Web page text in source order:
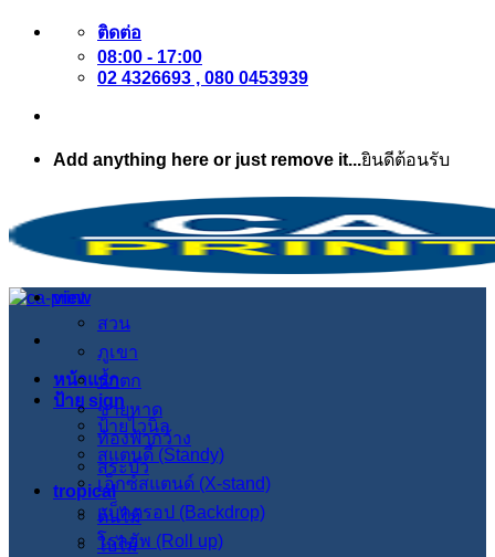
ข้าม
เนื้อหา
ติดต่อ
08:00 - 17:00
02 4326693 , 080 0453939
Add anything here or just remove it...ยินดีต้อนรับ
หน้าแรก
ป้าย sign
ป้ายไวนิล
สแตนดี้ (Standy)
เอ็กซ์สแตนด์ (X-stand)
แบ็คดรอป (Backdrop)
โรลอัพ (Roll up)
view
สวน
ภูเขา
น้ำตก
ชายหาด
ท้องฟ้ากว้าง
สระบัว
tropical
ต้นไม้
ใบไม้